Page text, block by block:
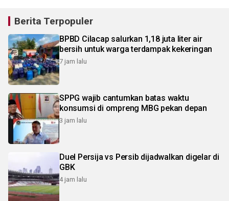
Berita Terpopuler
BPBD Cilacap salurkan 1,18 juta liter air
bersih untuk warga terdampak kekeringan
7 jam lalu
SPPG wajib cantumkan batas waktu
konsumsi di ompreng MBG pekan depan
3 jam lalu
Duel Persija vs Persib dijadwalkan digelar di
GBK
4 jam lalu